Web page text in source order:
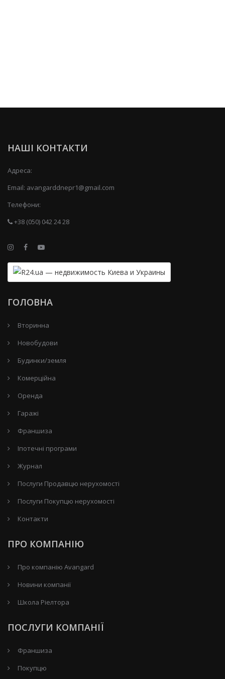
НАШІ КОНТАКТИ
Адреса:
Email: avangarddnepr1@gmail.com
Телефони:
+38 (050) 042 24 28
ГОЛОВНА
Вторинна
Новобудови
Будинки/земля
Комерційна
Оренда
Гаражі
Франшиза
Іпотечні програми
Журнал
Послуги Продавцю нерухомості
Послуги Покупцю нерухомості
Контакти
ПРО КОМПАНІЮ
Про компанію Avangard
Новини компанії
Школа Ріелтора
ПОСЛУГИ КОМПАНІЇ
Франшиза
Покупцю